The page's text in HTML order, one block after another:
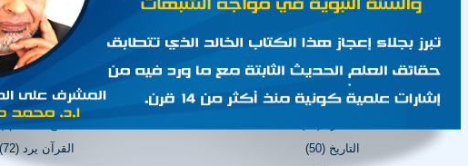
عصمة القرآن (151)
لغة القرآن الكريم
العقيدة (71)
الأنبياء والرسل (102)
التشريع (47)
العبادات (35)
التاريخ (50)
القرآن يرد (72)